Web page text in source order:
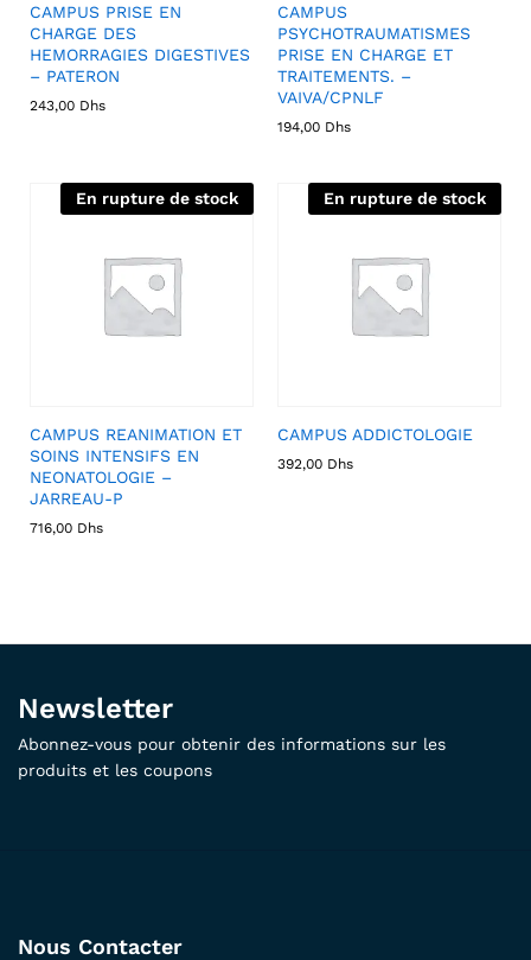
CAMPUS PRISE EN
CHARGE DES
HEMORRAGIES DIGESTIVES
– PATERON
243,00 Dhs
CAMPUS
PSYCHOTRAUMATISMES
PRISE EN CHARGE ET
TRAITEMENTS. –
VAIVA/CPNLF
194,00 Dhs
En rupture de stock
CAMPUS REANIMATION ET
SOINS INTENSIFS EN
NEONATOLOGIE –
JARREAU-P
716,00 Dhs
En rupture de stock
CAMPUS ADDICTOLOGIE
392,00 Dhs
Newsletter
Abonnez-vous pour obtenir des informations sur les
produits et les coupons
Nous Contacter